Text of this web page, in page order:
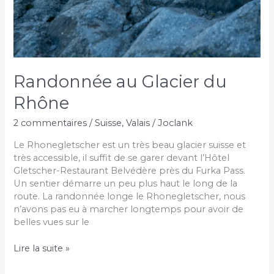
Randonnée au Glacier du
Rhône
2 commentaires /Suisse,Valais /Joclank
Le Rhonegletscher est un très beau glacier suisse et
très accessible, il suffit de se garer devant l’Hôtel
Gletscher-Restaurant Belvédère près du Furka Pass.
Un sentier démarre un peu plus haut le long de la
route. La randonnée longe le Rhonegletscher, nous
n’avons pas eu à marcher longtemps pour avoir de
belles vues sur le
Randonnée
Lire la suite »